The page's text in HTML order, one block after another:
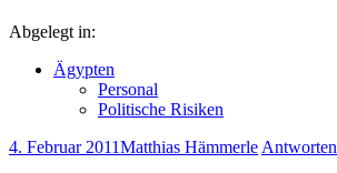
Abgelegt in:
Ägypten
Personal
Politische Risiken
4. Februar 2011Matthias Hämmerle Antworten